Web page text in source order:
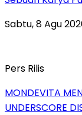
Sabtu, 8 Agu
Pers Rilis
MONDEVITA
UNDERSCORE